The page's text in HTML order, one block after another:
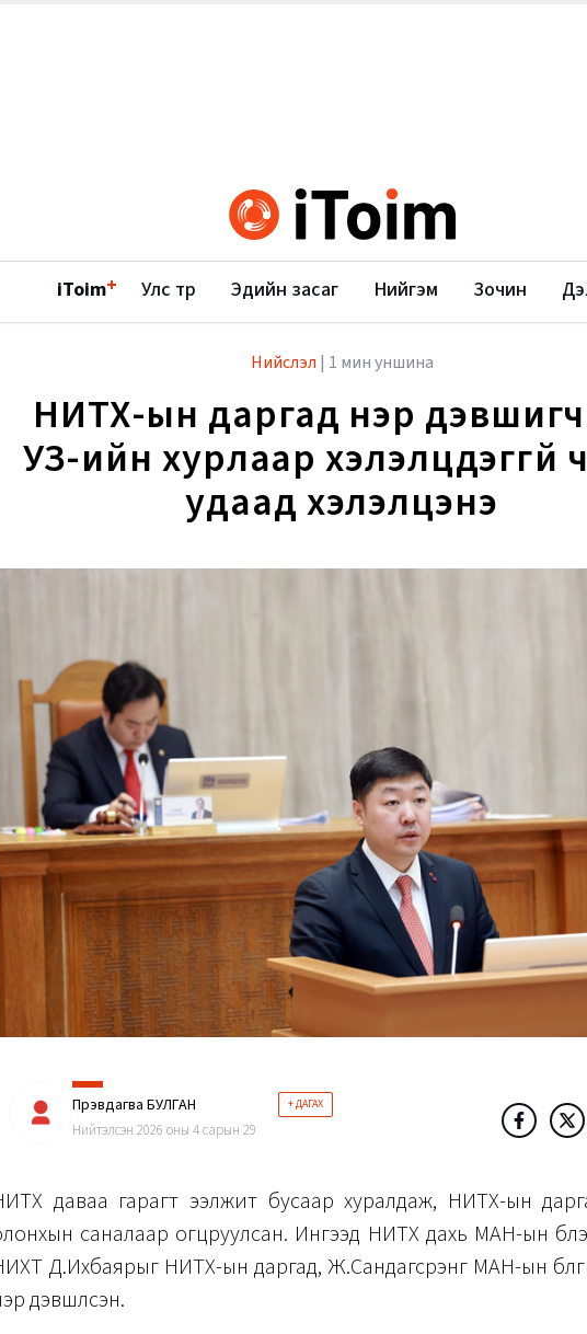
iToim+ Улс төр Эдийн засаг Нийгэм Зочин
Нийслэл | 1 мин уншина
НИТХ-ын даргад нэр
УЗ-ийн хурлаар хэлэлцдэггүй
удаад хэлэлцэнэ
Пүрэвдагва БУЛГАН + ДАГАХ
Нийтэлсэн 2026 оны 4 сарын 29
даваа гарагт ээлжит бусаар хуралдаж, НИТХ-ын
саналаар огцруулсан. Ингээд НИТХ дахь МАН-ын
Д.Ихбаярыг НИТХ-ын даргад, Ж.Сандагсүрэнг МАН-ын
дэвшүүлсэн.